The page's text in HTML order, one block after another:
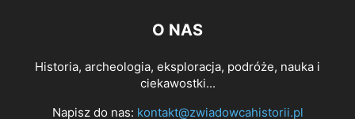
O NAS
Historia, archeologia, eksploracja, podróże, nauka i
ciekawostki...
Napisz do nas: kontakt@zwiadowcahistorii.pl